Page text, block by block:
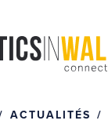
ACTUALITÉS